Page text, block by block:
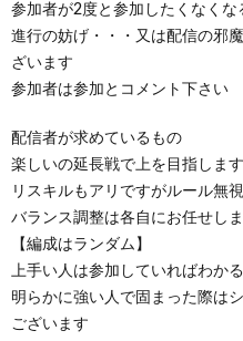
参加者が2度と参加したくなくな
進行の妨げ・・・又は配信の邪
ざいます
参加者は参加とコメント下さい
配信者が求めているもの
楽しいの延長戦で上を目指します
リスキルもアリですがルール無
バランス調整は各自にお任せし
【編成はランダム】
上手い人は参加していればわか
明らかに強い人で固まった際は
ございます